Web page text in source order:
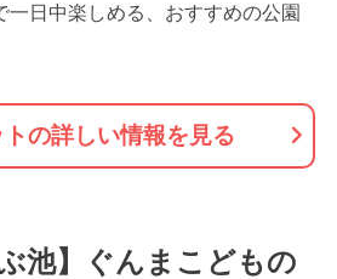
一日中楽しめる、おすすめの公園
の詳しい情報を見る
池】ぐんまこどもの